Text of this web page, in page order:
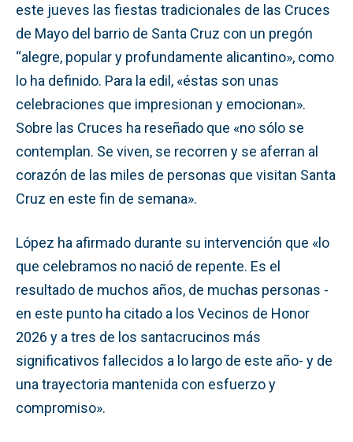
este jueves las fiestas tradicionales de las Cruces
de Mayo del barrio de Santa Cruz con un pregón
“alegre, popular y profundamente alicantino», como
lo ha definido. Para la edil, «éstas son unas
celebraciones que impresionan y emocionan».
Sobre las Cruces ha reseñado que «no sólo se
contemplan. Se viven, se recorren y se aferran al
corazón de las miles de personas que visitan Santa
Cruz en este fin de semana».
López ha afirmado durante su intervención que «lo
que celebramos no nació de repente. Es el
resultado de muchos años, de muchas personas -
en este punto ha citado a los Vecinos de Honor
2026 y a tres de los santacrucinos más
significativos fallecidos a lo largo de este año- y de
una trayectoria mantenida con esfuerzo y
compromiso».